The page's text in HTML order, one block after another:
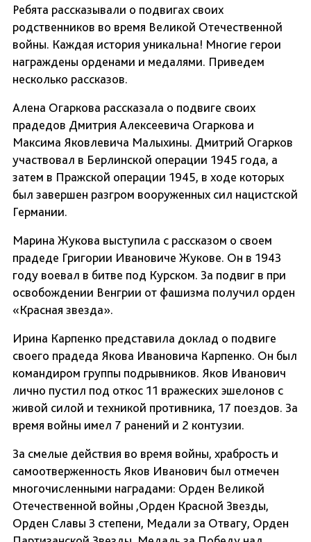
Ребята рассказывали о подвигах своих
родственников во время Великой Отечественной
войны. Каждая история уникальна! Многие герои
награждены орденами и медалями. Приведем
несколько рассказов.
Алена Огаркова рассказала о подвиге своих
прадедов Дмитрия Алексеевича Огаркова и
Максима Яковлевича Малыхины. Дмитрий Огарков
участвовал в Берлинской операции 1945 года, а
затем в Пражской операции 1945, в ходе которых
был завершен разгром вооруженных сил нацистской
Германии.
Марина Жукова выступила с рассказом о своем
прадеде Григории Ивановиче Жукове. Он в 1943
году воевал в битве под Курском. За подвиг в при
освобождении Венгрии от фашизма получил орден
«Красная звезда».
Ирина Карпенко представила доклад о подвиге
своего прадеда Якова Ивановича Карпенко. Он был
командиром группы подрывников. Яков Иванович
лично пустил под откос 11 вражеских эшелонов с
живой силой и техникой противника, 17 поездов. За
время войны имел 7 ранений и 2 контузии.
За смелые действия во время войны, храбрость и
самоотверженность Яков Иванович был отмечен
многочисленными наградами: Орден Великой
Отечественной войны ,Орден Красной Звезды,
Орден Славы 3 степени, Медали за Отвагу, Орден